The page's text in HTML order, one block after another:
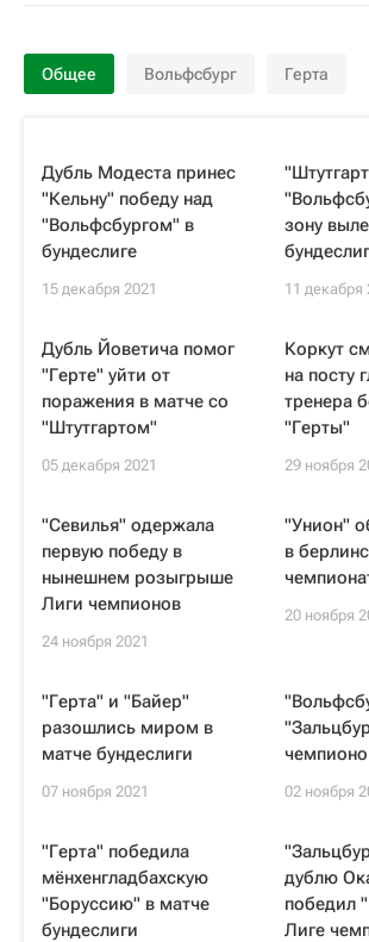
Общее Вольфсбург Герта
Дубль Модеста принес
"Кельну" победу над
"Вольфсбургом" в
бундеслиге
15 декабря 2021
зону
11 декабря
Дубль Йоветича помог
"Герте" уйти от
поражения в матче со
"Штутгартом"
05 декабря 2021
Коркут
на посту
тренера
"Герты"
29 ноября
"Севилья" одержала
первую победу в
нынешнем розыгрыше
Лиги чемпионов
24 ноября 2021
"Унион"
в
20 ноября
"Герта" и "Байер"
разошлись миром в
матче бундеслиги
07 ноября 2021 02 ноября
"Герта" победила
мёнхенгладбахскую
"Боруссию" в матче
бундеслиги
дублю
победил
Лиге